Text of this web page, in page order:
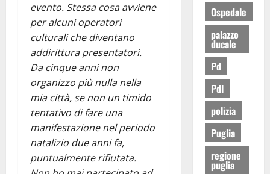
evento. Stessa cosa avviene
per alcuni operatori
culturali che diventano
addirittura presentatori.
Da cinque anni non
organizzo più nulla nella
mia città, se non un timido
tentativo di fare una
manifestazione nel periodo
natalizio due anni fa,
puntualmente rifiutata.
Ospedale
palazzo
ducale
Pd
Pdl
polizia
Puglia
regione
puglia